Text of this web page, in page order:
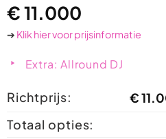
€11.000
➔ Klik hier voor prijsinformatie
Extra: Allround DJ
Richtprijs: €
Totaal opties: